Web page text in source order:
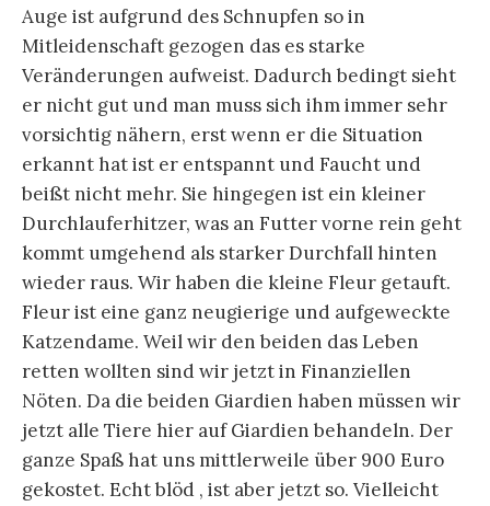
Auge ist aufgrund des Schnupfen so in
Mitleidenschaft gezogen das es starke
Veränderungen aufweist. Dadurch bedingt sieht
er nicht gut und man muss sich ihm immer sehr
vorsichtig nähern, erst wenn er die Situation
erkannt hat ist er entspannt und Faucht und
beißt nicht mehr. Sie hingegen ist ein kleiner
Durchlauferhitzer, was an Futter vorne rein geht
kommt umgehend als starker Durchfall hinten
wieder raus. Wir haben die kleine Fleur getauft.
Fleur ist eine ganz neugierige und aufgeweckte
Katzendame. Weil wir den beiden das Leben
retten wollten sind wir jetzt in Finanziellen
Nöten. Da die beiden Giardien haben müssen wir
jetzt alle Tiere hier auf Giardien behandeln. Der
ganze Spaß hat uns mittlerweile über 900 Euro
gekostet. Echt blöd , ist aber jetzt so. Vielleicht